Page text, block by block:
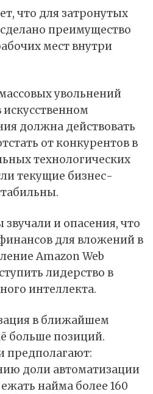
что для затронутых
преимущество
мест внутри
увольнений
должна действовать
от конкурентов в
технологических
текущие бизнес-
и опасения, что
для вложений в
Amazon Web
лидерство в
интеллекта.
в ближайшем
больше позиций.
предполагают:
доли автоматизации
найма более 160